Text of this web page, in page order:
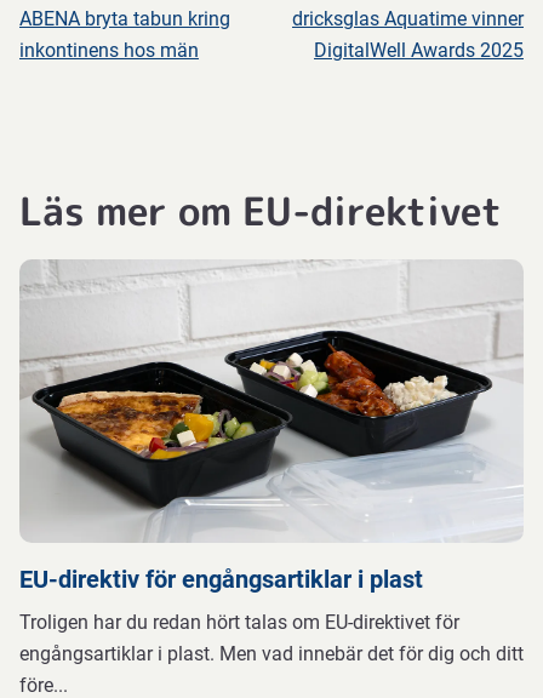
ABENA bryta tabun kring
inkontinens hos män
dricksglas Aquatime vinner
DigitalWell Awards 2025
Läs mer om EU-direktivet
EU-direktiv för engångsartiklar i plast
Troligen har du redan hört talas om EU-direktivet för
engångsartiklar i plast. Men vad innebär det för dig och ditt
före...